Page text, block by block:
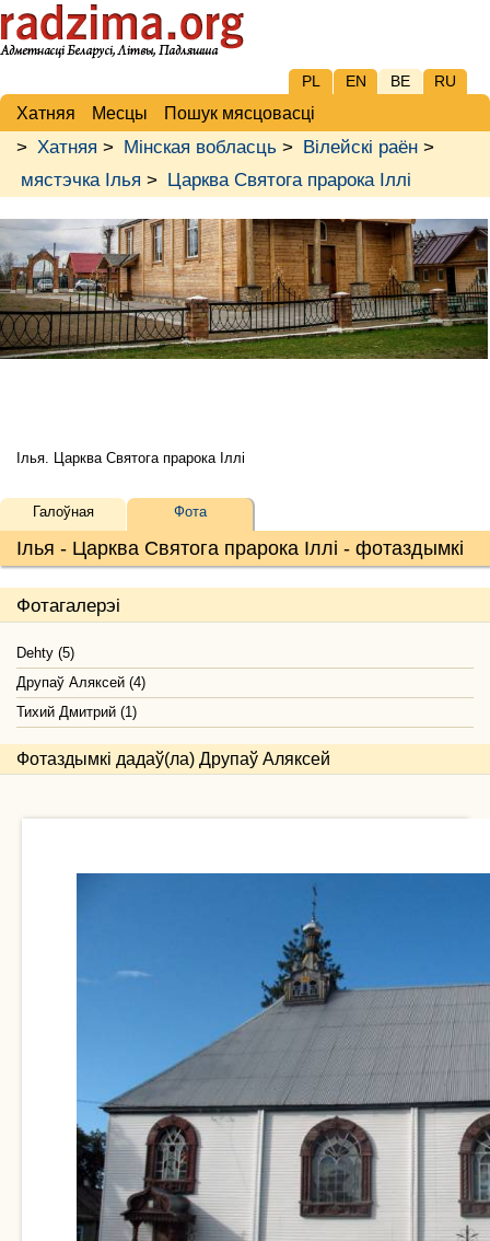
PL EN BE RU
Хатняя Месцы Пошук мясцовасці
> Хатняя > Мінская вобласць > Вілейскі раён >
мястэчка Ілья > Царква Святога прарока Іллі
Ілья. Царква Святога прарока Іллі
Ілья - Царква Святога прарока Іллі - фотаздымкі
Галоўная Фота
Фотагалерэі
Dehty (5)
Друпаў Аляксей (4)
Тихий Дмитрий (1)
Фотаздымкі дадаў(ла) Друпаў Аляксей